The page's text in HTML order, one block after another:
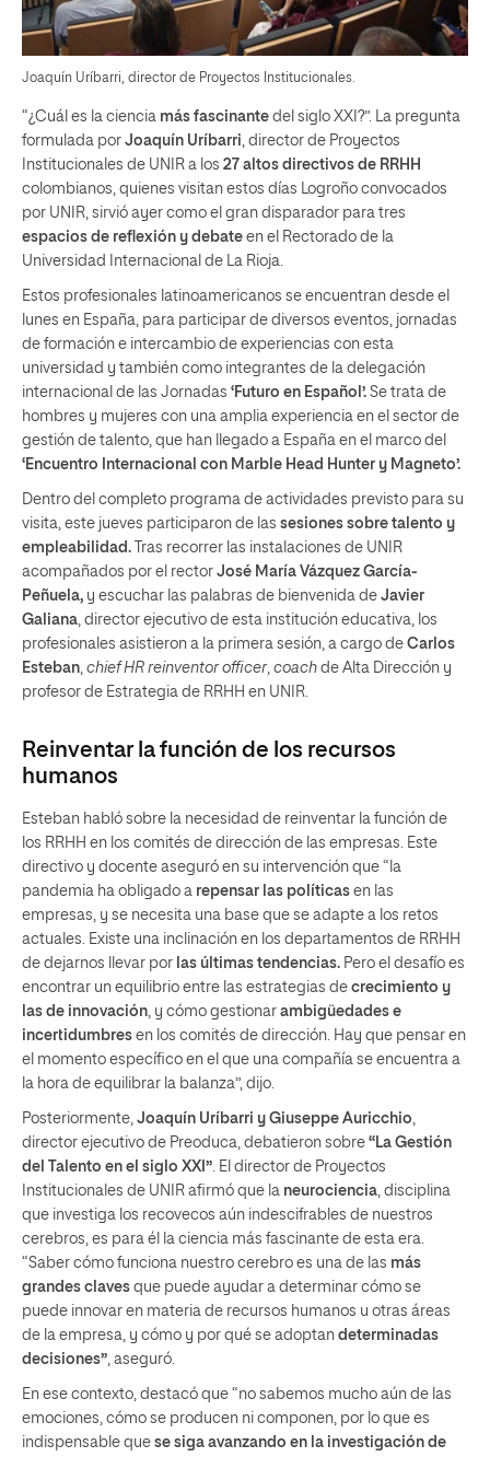
Joaquín Uríbarri, director de Proyectos Institucionales.
“¿Cuál es la ciencia más fascinante del siglo XXI?”. La pregunta
formulada por Joaquín Uríbarri , director de Proyectos
Institucionales de UNIR a los 27 altos directivos de RRHH
colombianos, quienes visitan estos días Logroño convocados
por UNIR, sirvió ayer como el gran disparador para tres
espacios de reflexión y debate en el Rectorado de la
Universidad Internacional de La Rioja.
Estos profesionales latinoamericanos se encuentran desde el
lunes en España, para participar de diversos eventos, jornadas
de formación e intercambio de experiencias con esta
universidad y también como integrantes de la delegación
internacional de las Jornadas ‘Futuro en Español’. Se trata de
hombres y mujeres con una amplia experiencia en el sector de
gestión de talento, que han llegado a España en el marco del
‘Encuentro Internacional con Marble Head Hunter y Magneto’.
Dentro del completo programa de actividades previsto para su
visita, este jueves participaron de las sesiones sobre talento y
empleabilidad. Tras recorrer las instalaciones de UNIR
acompañados por el rector José María Vázquez García-
Peñuela, y escuchar las palabras de bienvenida de Javier
Galiana , director ejecutivo de esta institución educativa, los
profesionales asistieron a la primera sesión, a cargo de Carlos
Esteban chief HR reinventor officer, coach de Alta Dirección y
profesor de Estrategia de RRHH en UNIR.
Reinventar la función de los recursos
humanos
Esteban habló sobre la necesidad de reinventar la función de
los RRHH en los comités de dirección de las empresas. Este
directivo y docente aseguró en su intervención que “la
pandemia ha obligado a repensar las políticas en las
empresas, y se necesita una base que se adapte a los retos
actuales. Existe una inclinación en los departamentos de RRHH
de dejarnos llevar por las últimas tendencias. Pero el desafío es
encontrar un equilibrio entre las estrategias de crecimiento y
las de innovación , y cómo gestionar ambigüedades e
incertidumbres en los comités de dirección. Hay que pensar en
el momento específico en el que una compañía se encuentra a
la hora de equilibrar la balanza”, dijo.
Posteriormente, Joaquín Uríbarri y Giuseppe Auricchio
director ejecutivo de Preoduca, debatieron sobre “La Gestión
del Talento en el siglo XXI” . El director de Proyectos
Institucionales de UNIR afirmó que la neurociencia , disciplina
que investiga los recovecos aún indescifrables de nuestros
cerebros, es para él la ciencia más fascinante de esta era.
“Saber cómo funciona nuestro cerebro es una de las más
grandes claves que puede ayudar a determinar cómo se
puede innovar en materia de recursos humanos u otras áreas
de la empresa, y cómo y por qué se adoptan determinadas
decisiones” , aseguró.
En ese contexto, destacó que “no sabemos mucho aún de las
emociones, cómo se producen ni componen, por lo que es
indispensable que se siga avanzando en la investigación de